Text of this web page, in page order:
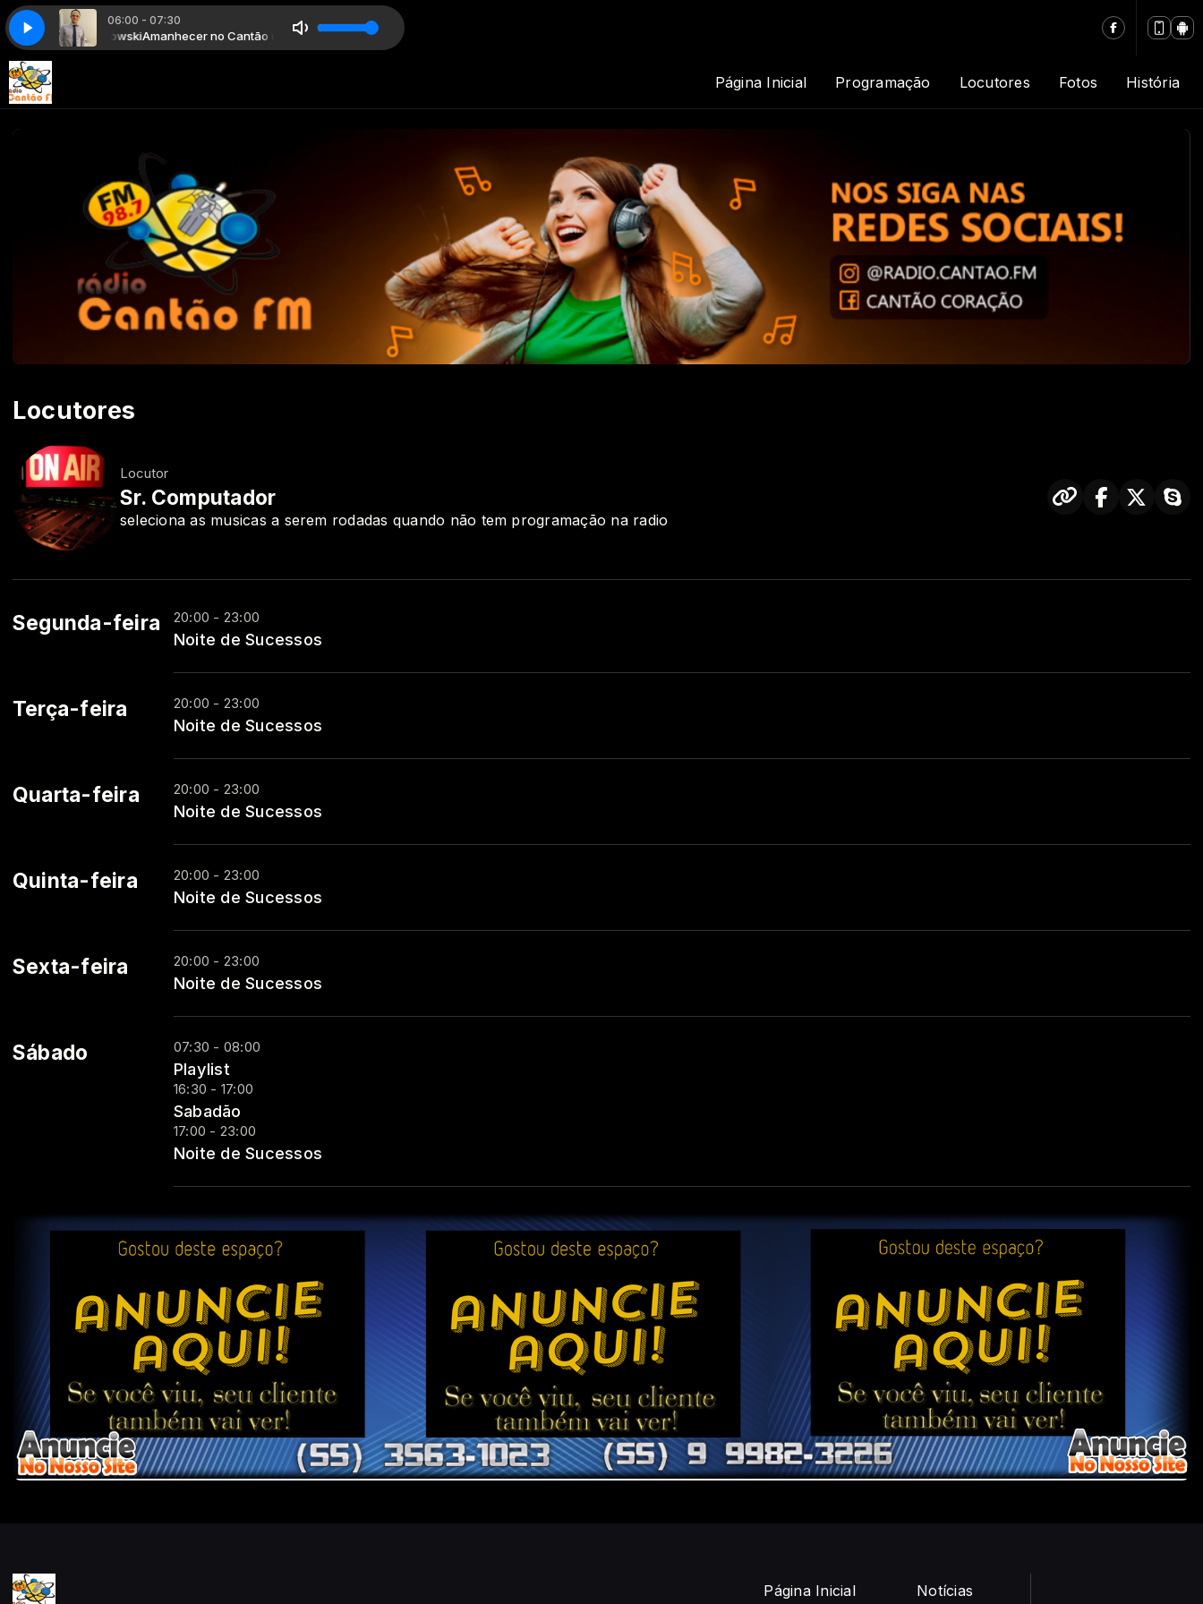
06:00 - 07:30
Márcio SabrowskiAmanhecer no Cantão com Márcio Sabrowski
Página Inicial Programação Locutores Fotos História
Locutores
Locutor
Sr. Computador
seleciona as musicas a serem rodadas quando não tem programação na radio
Segunda-feira 20:00 - 23:00
Noite de Sucessos
Terça-feira 20:00 - 23:00
Noite de Sucessos
Quarta-feira 20:00 - 23:00
Noite de Sucessos
Quinta-feira 20:00 - 23:00
Noite de Sucessos
Sexta-feira 20:00 - 23:00
Noite de Sucessos
Sábado 07:30 - 08:00
Playlist
16:30 - 17:00
Sabadão
17:00 - 23:00
Noite de Sucessos
Página Inicial Notícias